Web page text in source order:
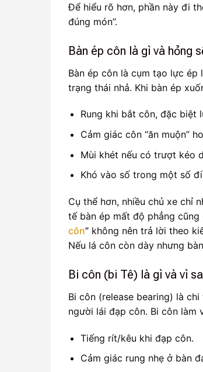
Để hiểu rõ hơn, phần này đi
đúng món”.
Bàn ép côn là gì và hỏng
Bàn ép côn là cụm tạo lực
trạng thái nhả. Khi bàn ép
Rung khi bắt côn, đặc biệt
Cảm giác côn “ăn muộn”
Mùi khét nếu có trượt kéo
Khó vào số trong một số
Cụ thể hơn, nhiều chủ xe chỉ
tế bàn ép mất độ phẳng
côn” không nên trả lời theo
Nếu lá côn còn dày nhưng
Bi côn (bi Tê) là gì và vì
Bi côn (release bearing) là
người lái đạp côn. Bi côn làm
Tiếng rít/kêu khi đạp côn.
Cảm giác rung nhẹ ở bàn